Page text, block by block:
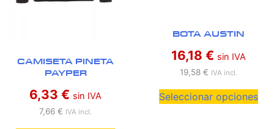
CAMISETA PINETA
PAYPER
6,33 € sin IVA
7,66 € IVA incl.
BOTA AUSTIN
16,18 € sin IVA
19,58 € IVA incl.
Seleccionar opciones